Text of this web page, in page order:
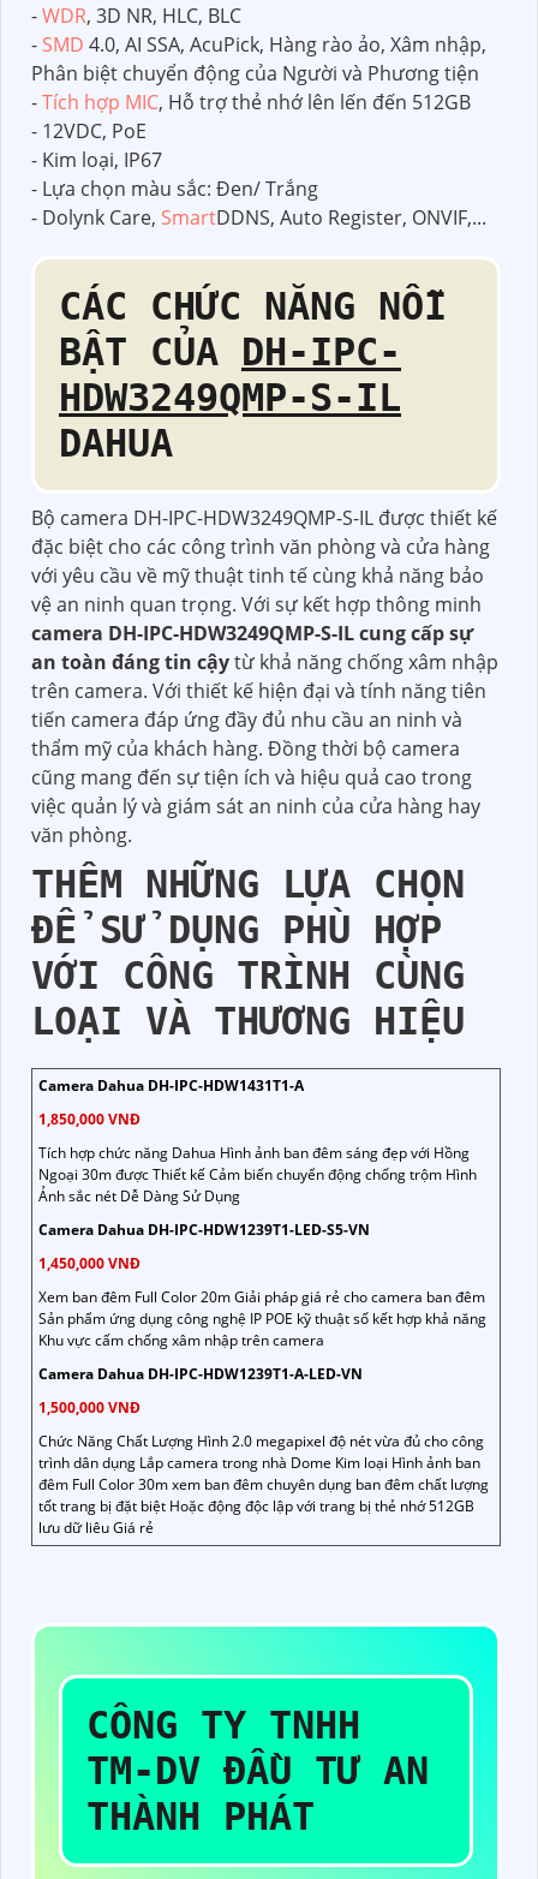
-WDR, 3D NR, HLC, BLC
- SMD 4.0, AI SSA, AcuPick, Hàng rào ảo, Xâm nhập,
Phân biệt chuyển động của Người và Phương tiện
-Tích hợp MIC, Hỗ trợ thẻ nhớ lên lến đến 512GB
- 12VDC, PoE
- Kim loại, IP67
- Lựa chọn màu sắc: Đen/ Trắng
- Dolynk Care, SmartDDNS, Auto Register, ONVIF,...
CÁC CHỨC NĂNG NỖI
BẬT CỦA DH-IPC-
HDW3249QMP-S-IL
DAHUA
Bộ camera DH-IPC-HDW3249QMP-S-IL được thiết kế
đặc biệt cho các công trình văn phòng và cửa hàng
với yêu cầu về mỹ thuật tinh tế cùng khả năng bảo
vệ an ninh quan trọng. Với sự kết hợp thông minh
camera DH-IPC-HDW3249QMP-S-IL cung cấp sự
an toàn đáng tin cậytừ khả năng chống xâm nhập
trên camera. Với thiết kế hiện đại và tính năng tiên
tiến camera đáp ứng đầy đủ nhu cầu an ninh và
thẩm mỹ của khách hàng. Đồng thời bộ camera
cũng mang đến sự tiện ích và hiệu quả cao trong
việc quản lý và giám sát an ninh của cửa hàng hay
văn phòng.
THÊM NHỮNG LỰA CHỌN
ĐỂ SỬ DỤNG PHÙ HỢP
VỚI CÔNG TRÌNH CÙNG
LOẠI VÀ THƯƠNG HIỆU
Camera Dahua DH-IPC-HDW1431T1-A
1,850,000 VNĐ
Tích hợp chức năng Dahua Hình ảnh ban đêm sáng đẹp với Hồng
Ngoại 30m được Thiết kế Cảm biến chuyển động chống trộm Hình
Ảnh sắc nét Dễ Dàng Sử Dụng
Camera Dahua DH-IPC-HDW1239T1-LED-S5-VN
1,450,000 VNĐ
Xem ban đêm Full Color 20m Giải pháp giá rẻ cho camera ban đêm
Sản phẩm ứng dụng công nghệ IP POE kỹ thuật số kết hợp khả năng
Khu vực cấm chống xâm nhập trên camera
Camera Dahua DH-IPC-HDW1239T1-A-LED-VN
1,500,000 VNĐ
Chức Năng Chất Lượng Hình 2.0 megapixel độ nét vừa đủ cho công
trình dân dụng Lắp camera trong nhà Dome Kim loại Hình ảnh ban
đêm Full Color 30m xem ban đêm chuyên dụng ban đêm chất lượng
tốt trang bị đặt biệt Hoặc động độc lập với trang bị thẻ nhớ 512GB
lưu dữ liêu Giá rẻ
CÔNG TY TNHH
TM-DV ĐẦU TƯ AN
THÀNH PHÁT